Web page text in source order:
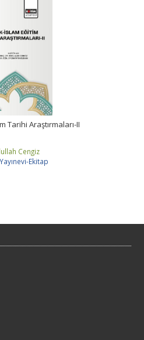
Tarihi Araştırmaları-II
Cengiz
Ekitap